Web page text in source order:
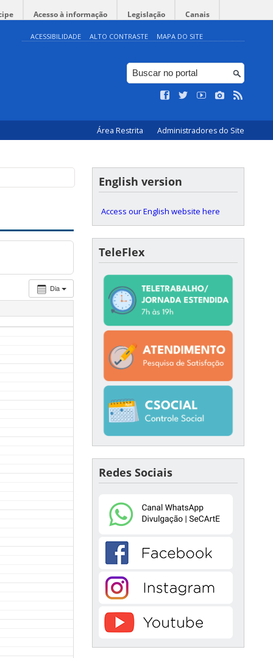
Acesso à informação Legislação Canais
ACESSIBILIDADE ALTO CONTRASTE MAPA DO SITE
Área Restrita Administradores do Site
Dia
English version
Access our English website here
TeleFlex
Redes Sociais